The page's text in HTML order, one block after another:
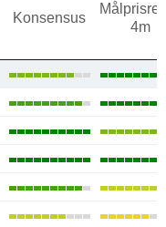
Konsensus
4m